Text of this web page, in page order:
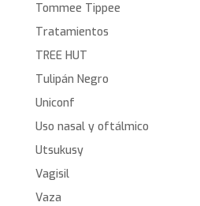
Tommee Tippee
Tratamientos
TREE HUT
Tulipán Negro
Uniconf
Uso nasal y oftálmico
Utsukusy
Vagisil
Vaza